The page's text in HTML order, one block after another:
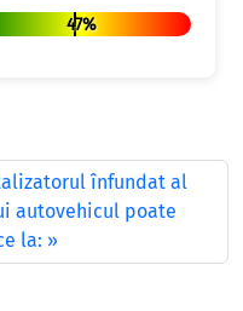
47%
înfundat al
autovehicul poate
la: